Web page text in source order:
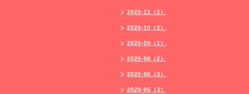
2020-12（2）
2020-10（2）
2020-09（1）
2020-08（2）
2020-06（3）
2020-05（3）